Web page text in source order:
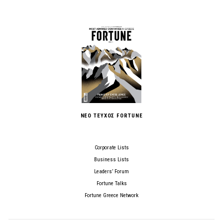
ΝΕΟ ΤΕΥΧΟΣ FORTUNE
Corporate Lists
Business Lists
Leaders’ Forum
Fortune Talks
Fortune Greece Network